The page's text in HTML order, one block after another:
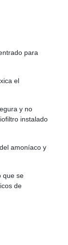
para
el
y no
instalado
amoníaco y
que se
de